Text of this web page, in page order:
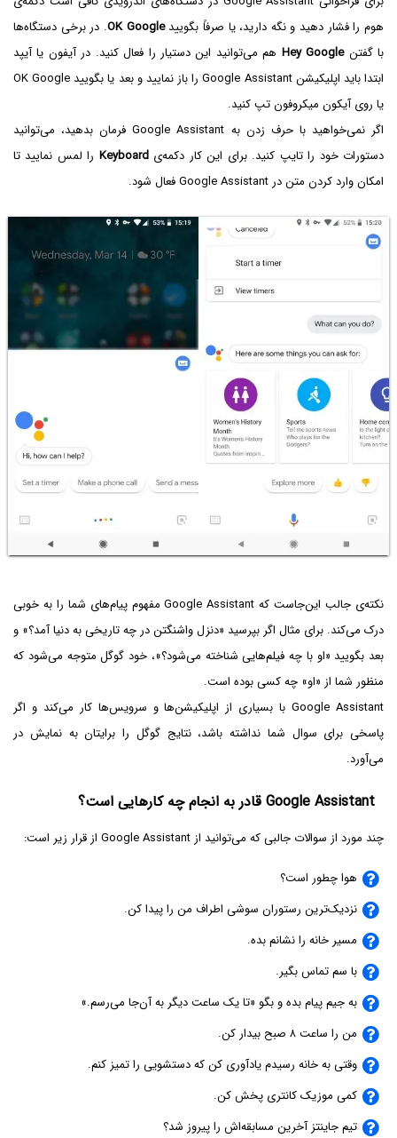
هوم را فشار دهید و نگه دارید، یا صرفاً بگوییدOK Google. در برخی دستگاه‌ها
با گفتنHey Google هم می‌توانید این دستیار را فعال کنید. در آیفون یا آیپد
ابتدا باید اپلیکیشن Google Assistant را باز نمایید و بعد یا بگویید OK Google
یا روی آیکون میکروفون تپ کنید.
اگر نمی‌خواهید با حرف زدن به Google Assistant فرمان بدهید، می‌توانید
دستورات خود را تایپ کنید. برای این کار دکمه‌یKeyboard را لمس نمایید تا
امکان وارد کردن متن در Google Assistant فعال شود.
نکته‌ی جالب این‌جاست که Google Assistant مفهوم پیام‌های شما را به خوبی
درک می‌کند. برای مثال اگر بپرسید «دنزل واشنگتن در چه تاریخی به دنیا آمد؟» و
بعد بگویید «او با چه فیلم‌هایی شناخته می‌شود؟»، خود گوگل متوجه می‌شود که
منظور شما از «او» چه کسی بوده است.
Google Assistant با بسیاری از اپلیکیشن‌ها و سرویس‌ها کار می‌کند و اگر
پاسخی برای سوال شما نداشته باشد، نتایج گوگل را برایتان به نمایش در
می‌آورد.
Google Assistant قادر به انجام چه کارهایی است؟
چند مورد از سوالات جالبی که می‌توانید از Google Assistant از قرار زیر است:
هوا چطور است؟
نزدیک‌ترین رستوران سوشی اطراف من را پیدا کن.
مسیر خانه را نشانم بده.
با سم تماس بگیر.
به جیم پیام بده و بگو «تا یک ساعت دیگر به آن‌جا می‌رسم.»
من را ساعت ۸ صبح بیدار کن.
وقتی به خانه رسیدم یادآوری کن که دستشویی را تمیز کنم.
کمی موزیک کانتری پخش کن.
تیم جاینتز آخرین مسابقه‌اش را پیروز شد؟